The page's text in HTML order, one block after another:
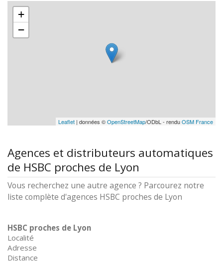
+
−
Leaflet | données ©OpenStreetMap/ODbL - renduOSM France
Agences et distributeurs automatiques
de HSBC proches de Lyon
Vous recherchez une autre agence ? Parcourez notre
liste complète d'agences HSBC proches de Lyon
HSBC proches de Lyon
Localité
Adresse
Distance